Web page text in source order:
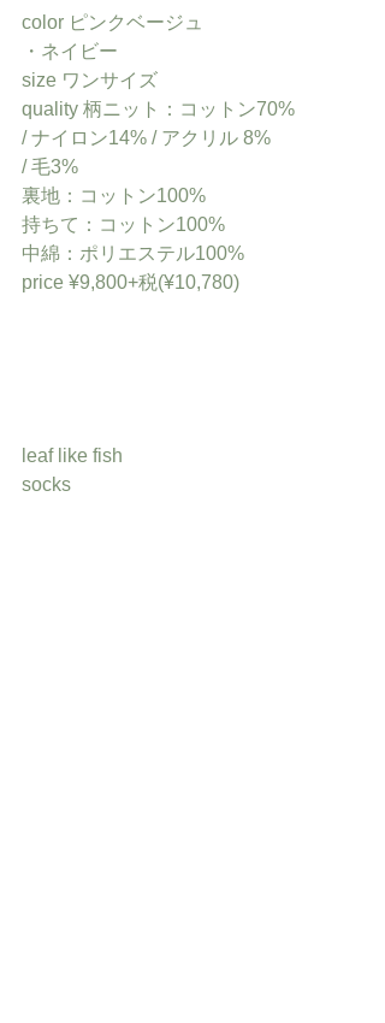
color ピンクベージュ
・ネイビー
size ワンサイズ
quality 柄ニット：コットン70%
/ ナイロン14% / アクリル 8%
/ 毛3%
裏地：コットン100%
持ちて：コットン100%
中綿：ポリエステル100%
price ¥9,800+税(¥10,780)
leaf like fish
socks